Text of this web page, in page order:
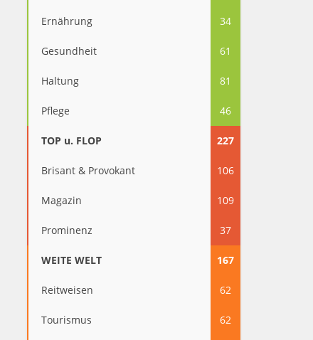
Ernährung 34
Gesundheit 61
Haltung 81
Pflege 46
TOP u. FLOP 227
Brisant & Provokant 106
Magazin 109
Prominenz 37
WEITE WELT 167
Reitweisen 62
Tourismus 62